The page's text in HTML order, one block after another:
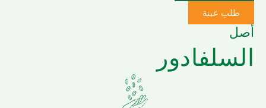
طلب عينة
أصل
السلفادور